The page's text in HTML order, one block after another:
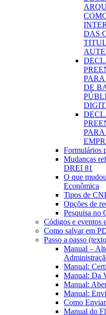
DAS
DE
Formulários
Mudanças
DREI 81
O que
Econômica
Tipos de
Opções de
Pesquisa no
Códigos e eventos
Como salvar em
Passo a passo
Manual –
Manual:
Manual: Da
Manual:
Manual:
Como
Manual do